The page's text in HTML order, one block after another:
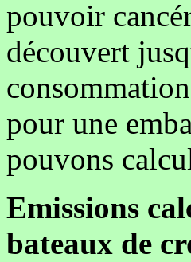
pouvoir
découvert
pour une
pouvons
Emissions
bateaux de